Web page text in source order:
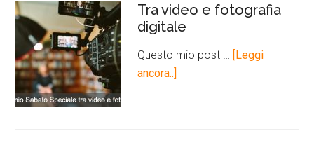
Tra video e fotografia
digitale
Questo mio post … [Leggi
ancora..]